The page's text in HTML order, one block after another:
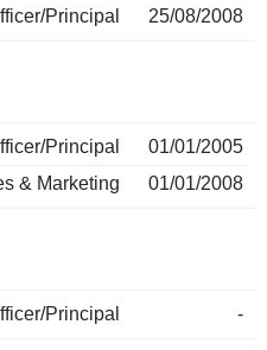
Principal 25/08/2008
Principal
01/01/2005
& Marketing
01/01/2008
Principal -